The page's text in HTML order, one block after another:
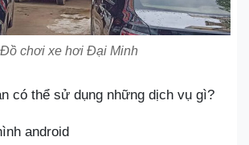
Đồ chơi xe hơi Đại Minh
có thể sử dụng những dịch vụ gì?
android